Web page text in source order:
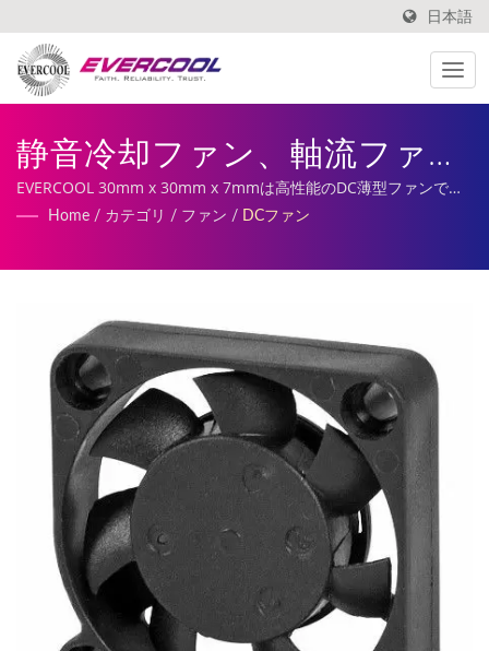
日本語
静音冷却ファン、軸流ファン
| アルミ押出冷却器メーカー
EVERCOOL 30mm x 30mm x 7mmは高性能のDC薄型ファンで、
さまざまな速度モデルが利用可能です。私たちのサービスには、
れています。
Home / カテゴリ / ファン / DCファン